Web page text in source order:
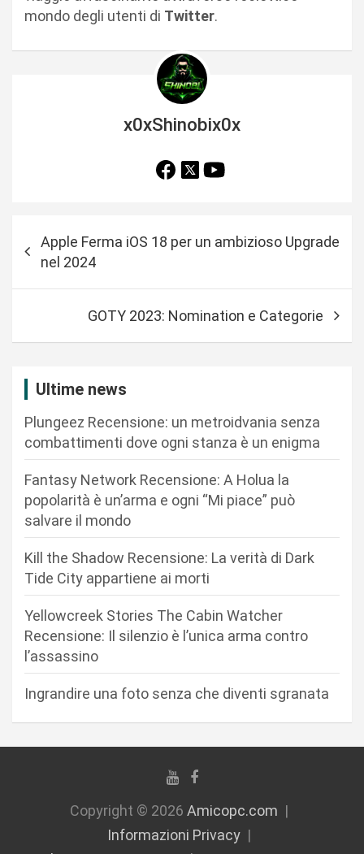
mondo degli utenti di Twitter.
x0xShinobix0x
Apple Ferma iOS 18 per un ambizioso Upgrade
nel 2024
GOTY 2023: Nomination e Categorie
Ultime news
Plungeez Recensione: un metroidvania senza
combattimenti dove ogni stanza è un enigma
Fantasy Network Recensione: A Holua la
popolarità è un’arma e ogni “Mi piace” può
salvare il mondo
Kill the Shadow Recensione: La verità di Dark
Tide City appartiene ai morti
Yellowcreek Stories The Cabin Watcher
Recensione: Il silenzio è l’unica arma contro
l’assassino
Ingrandire una foto senza che diventi sgranata
Copyright © 2026 Amicopc.com
Informazioni Privacy